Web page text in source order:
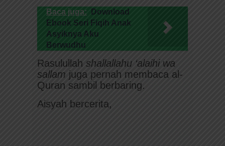
Baca juga:
Download
Ebook Seri Fiqih Anak
Asyiknya Aku
Berwudhu
Rasulullah shallallahu ‘alaihi wa
sallam juga pernah membaca al-
Quran sambil berbaring.
Aisyah bercerita,